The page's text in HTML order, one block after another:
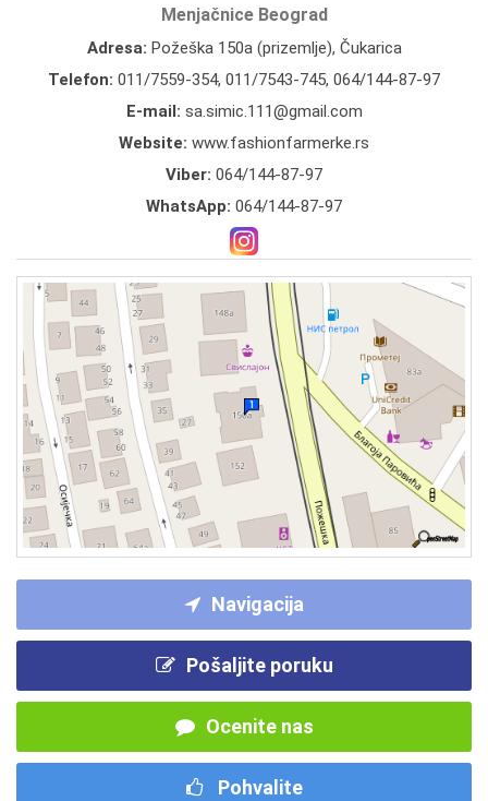
Menjačnice Beograd
Adresa: Požeška 150a (prizemlje), Čukarica
Telefon: 011/7559-354, 011/7543-745, 064/144-87-97
E-mail: sa.simic.111@gmail.com
Website: www.fashionfarmerke.rs
Viber: 064/144-87-97
WhatsApp: 064/144-87-97
Navigacija
Pošaljite poruku
Ocenite nas
Pohvalite